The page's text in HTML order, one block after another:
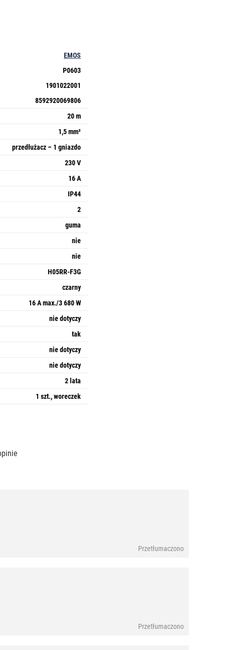
EMOS
P0603
1901022001
8592920069806
20 m
1,5 mm²
przedłużacz – 1 gniazdo
230 V
16 A
IP44
2
guma
nie
nie
H05RR-F3G
czarny
16 A max./3 680 W
nie dotyczy
tak
nie dotyczy
nie dotyczy
2 lata
1 szt., woreczek
Przetłumaczono
Przetłumaczono